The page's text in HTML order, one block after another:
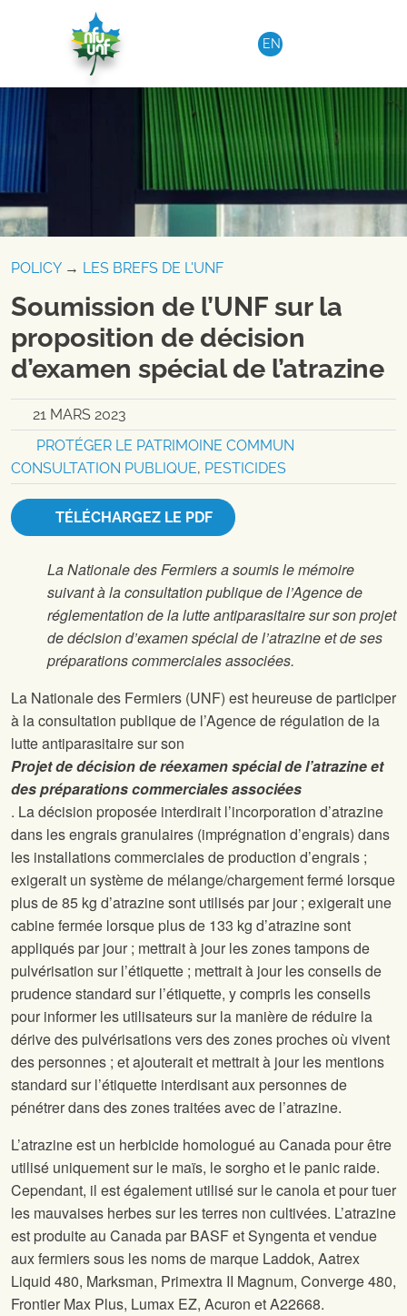
Aller au contenu
EN
POLICY→ LES BREFS DE L'UNF
Soumission de l’UNF sur la
proposition de décision
d’examen spécial de l’atrazine
21 MARS 2023
PROTÉGER LE PATRIMOINE COMMUN
CONSULTATION PUBLIQUE, PESTICIDES
TÉLÉCHARGEZ LE PDF
La Nationale des Fermiers a soumis le mémoire
suivant à la consultation publique de l’Agence de
réglementation de la lutte antiparasitaire sur son projet
de décision d’examen spécial de l’atrazine et de ses
préparations commerciales associées.
La Nationale des Fermiers (UNF) est heureuse de participer
à la consultation publique de l’Agence de régulation de la
lutte antiparasitaire sur son
Projet de décision de réexamen spécial de l’atrazine et
des préparations commerciales associées
. La décision proposée interdirait l’incorporation d’atrazine
dans les engrais granulaires (imprégnation d’engrais) dans
les installations commerciales de production d’engrais ;
exigerait un système de mélange/chargement fermé lorsque
plus de 85 kg d’atrazine sont utilisés par jour ; exigerait une
cabine fermée lorsque plus de 133 kg d’atrazine sont
appliqués par jour ; mettrait à jour les zones tampons de
pulvérisation sur l’étiquette ; mettrait à jour les conseils de
prudence standard sur l’étiquette, y compris les conseils
pour informer les utilisateurs sur la manière de réduire la
dérive des pulvérisations vers des zones proches où vivent
des personnes ; et ajouterait et mettrait à jour les mentions
standard sur l’étiquette interdisant aux personnes de
pénétrer dans des zones traitées avec de l’atrazine.
L’atrazine est un herbicide homologué au Canada pour être
utilisé uniquement sur le maïs, le sorgho et le panic raide.
Cependant, il est également utilisé sur le canola et pour tuer
les mauvaises herbes sur les terres non cultivées. L’atrazine
est produite au Canada par BASF et Syngenta et vendue
aux fermiers sous les noms de marque Laddok, Aatrex
Liquid 480, Marksman, Primextra II Magnum, Converge 480,
Frontier Max Plus, Lumax EZ, Acuron et A22668.